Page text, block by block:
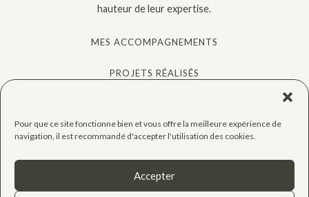
Pour que ce site fonctionne bien et vous offre la meilleure expérience de
navigation, il est recommandé d'accepter l'utilisation des cookies.
Accepter
hauteur de leur expertise.
MES ACCOMPAGNEMENTS
PROJETS RÉALISÉS
CONSEILS